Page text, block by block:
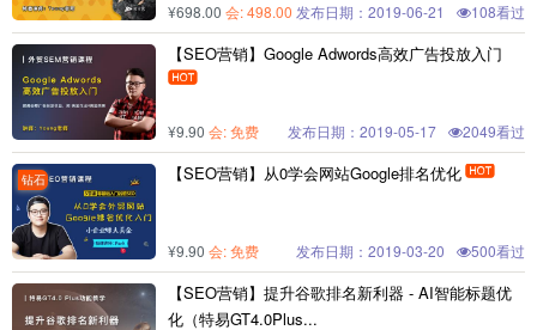
¥698.00 会: 498.00 发布日期：2019-06-21 108看过
【SEO营销】Google Adwords高效广告投放入门

¥9.90 会: 免费 发布日期：2019-05-17 2049看过
钻石 【SEO营销】从0学会网站Google排名优化 
¥9.90 会: 免费 发布日期：2019-03-20 500看过
【SEO营销】提升谷歌排名新利器 - AI智能标题优
化（特易GT4.0Plus...